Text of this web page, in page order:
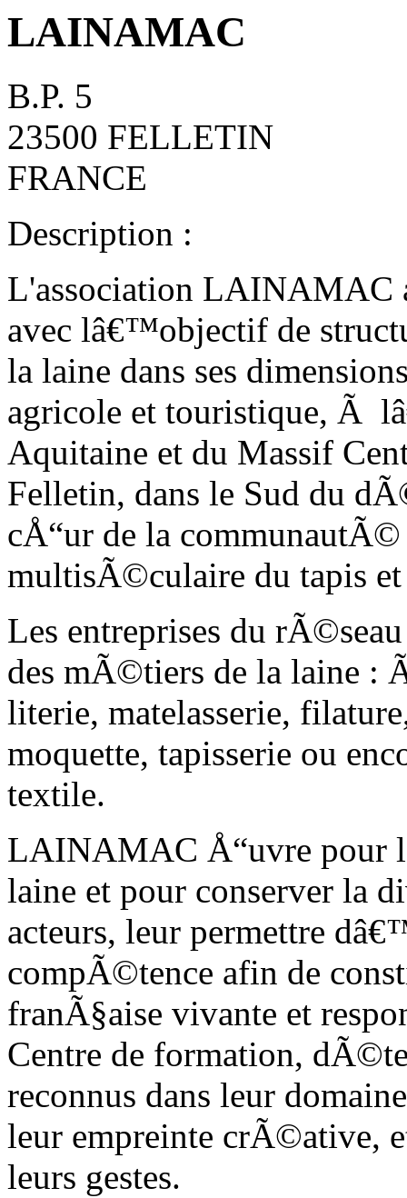
LAINAMAC
B.P. 5
23500 FELLETIN
FRANCE
Description :
L'association
avec lâ€™objectif de
la laine dans ses
agricole et touristique, Ã
Aquitaine et du Massif
Felletin, dans le Sud du
cÅ“ur de la
multisÃ©culaire du tapis
Les entreprises du
des mÃ©tiers de la laine :
literie, matelasserie,
moquette, tapisserie ou
textile.
LAINAMAC Å“uvre pour
laine et pour conserver la
acteurs, leur permettre
compÃ©tence afin de
franÃ§aise vivante et
Centre de formation,
reconnus dans leur
leur empreinte crÃ©ative,
leurs gestes.